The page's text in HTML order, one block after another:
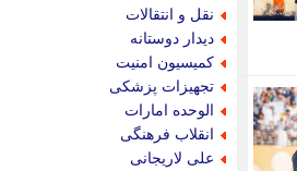
نقل و انتقالات
دیدار دوستانه
کمیسیون امنیت
تجهیزات پزشکی
الوحده امارات
انقلاب فرهنگی
علی لاریجانی